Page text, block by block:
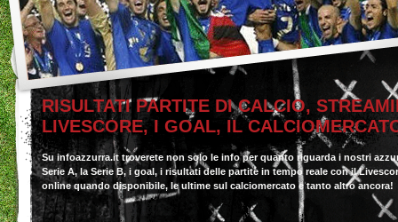
RISULTATI PARTITE DI CALCIO,
LIVESCORE, I GOAL, IL
Su infoazzurra.it troverete non solo le info per quanto riguarda i nostri
Serie A, la Serie B, i goal, i risultati delle partite in tempo reale con il
online quando disponibile, le ultime sul calciomercato e tanto altro ancora!